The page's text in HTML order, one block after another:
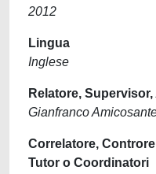
2012
Lingua
Inglese
Relatore,
Gianfranco
Correlatore,
Tutor o Coordinatori